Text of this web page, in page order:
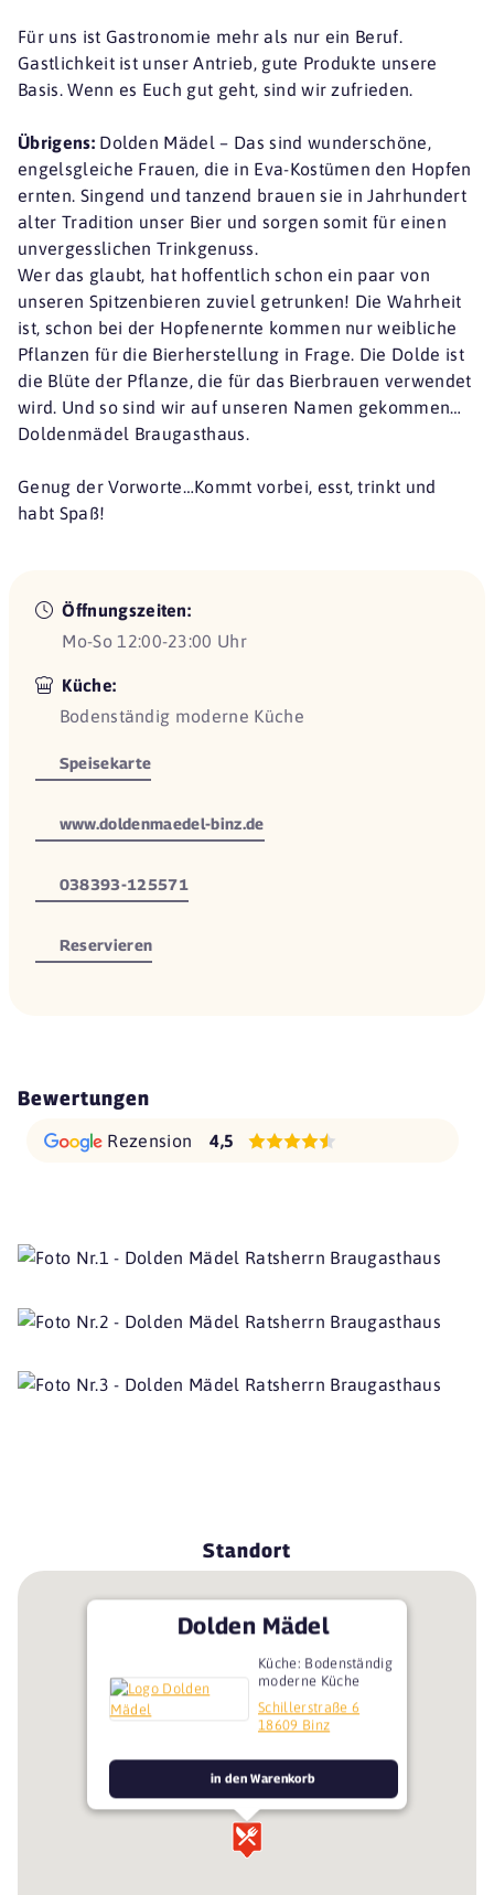
Für uns ist Gastronomie mehr als nur ein Beruf.
Gastlichkeit ist unser Antrieb, gute Produkte unsere
Basis. Wenn es Euch gut geht, sind wir zufrieden.
Übrigens:Dolden Mädel – Das sind wunderschöne,
engelsgleiche Frauen, die in Eva-Kostümen den Hopfen
ernten. Singend und tanzend brauen sie in Jahrhundert
alter Tradition unser Bier und sorgen somit für einen
unvergesslichen Trinkgenuss.
Wer das glaubt, hat hoffentlich schon ein paar von
unseren Spitzenbieren zuviel getrunken! Die Wahrheit
ist, schon bei der Hopfenernte kommen nur weibliche
Pflanzen für die Bierherstellung in Frage. Die Dolde ist
die Blüte der Pflanze, die für das Bierbrauen verwendet
wird. Und so sind wir auf unseren Namen gekommen…
Doldenmädel Braugasthaus.
Genug der Vorworte…Kommt vorbei, esst, trinkt und
habt Spaß!
Öffnungszeiten:
Mo-So 12:00-23:00 Uhr
Küche:
Bodenständig moderne Küche
Speisekarte
www.doldenmaedel-binz.de
038393-125571
Reservieren
Bewertungen
Rezension 4,5
Standort
Dolden Mädel
Küche: Bodenständig
moderne Küche
Schillerstraße 6
18609 Binz
in den Warenkorb